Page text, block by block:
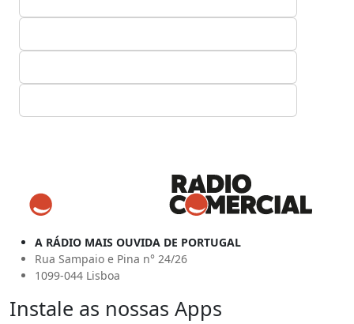
A RÁDIO MAIS OUVIDA DE PORTUGAL
Rua Sampaio e Pina n° 24/26
1099-044 Lisboa
Instale as nossas Apps